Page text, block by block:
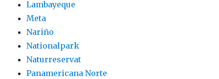
Lambayeque
Meta
Nariño
Nationalpark
Naturreservat
Panamericana Norte